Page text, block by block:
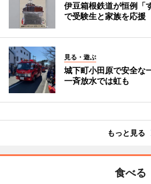
伊豆箱根鉄道が恒例
で受験生と家族を応援
見る・遊ぶ
城下町小田原で安全な
一斉放水では虹も
もっと見る
食べる